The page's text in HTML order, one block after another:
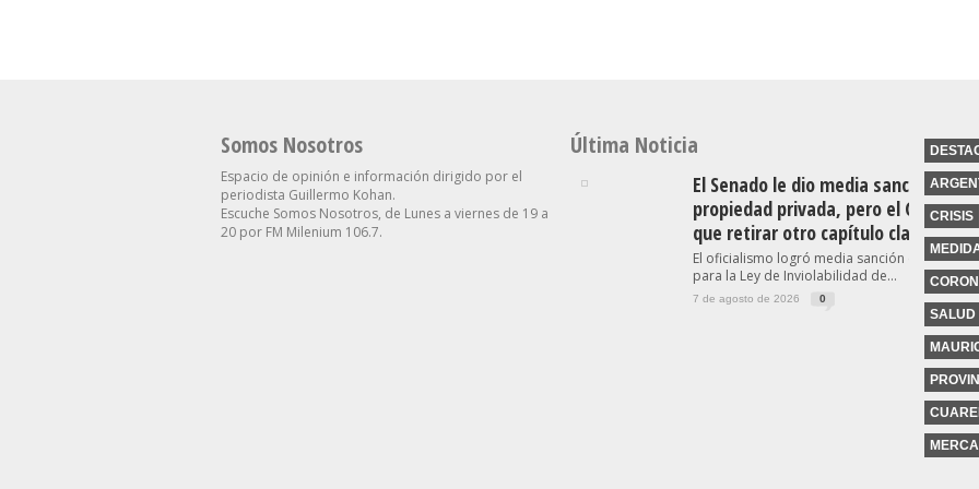
Somos Nosotros
Espacio de opinión e información dirigido por el
periodista Guillermo Kohan.
Escuche Somos Nosotros, de Lunes a viernes de 19 a
20 por FM Milenium 106.7.
Última Noticia
El Senado le dio media sanción a la
propiedad privada, pero el
que retirar otro capítulo clave
El oficialismo logró media sanción en el
para la Ley de Inviolabilidad de...
7 de agosto de 2026 0
CRISIS
SALUD